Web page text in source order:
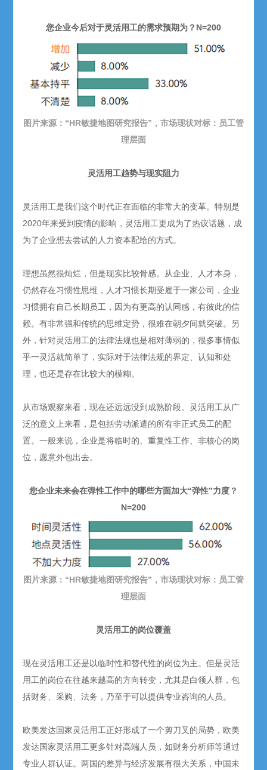
您企业今后对于灵活用工的需求预期为？N=200
图片来源：“HR敏捷地图研究报告”，市场现状对标：员工管
理层面
灵活用工趋势与现实阻力
灵活用工是我们这个时代正在面临的非常大的变革。特别是
2020年来受到疫情的影响，灵活用工更成为了热议话题，成
为了企业想去尝试的人力资本配给的方式。
理想虽然很灿烂，但是现实比较骨感。从企业、人才本身，
仍然存在习惯性思维，人才习惯长期受雇于一家公司，企业
习惯拥有自己长期员工，因为有更高的认同感，有彼此的信
赖。有非常强和传统的思维定势，很难在朝夕间就突破。另
外，针对灵活用工的法律法规也是相对薄弱的，很多事情似
乎一灵活就简单了，实际对于法律法规的界定、认知和处
理，也还是存在比较大的模糊。
从市场观察来看，现在还远远没到成熟阶段。灵活用工从广
泛的意义上来看，是包括劳动派遣的所有非正式员工的配
置。一般来说，企业是将临时的、重复性工作、非核心的岗
位，愿意外包出去。
您企业未来会在弹性工作中的哪些方面加大“弹性”力度？
N=200
图片来源：“HR敏捷地图研究报告”，市场现状对标：员工管
理层面
灵活用工的岗位覆盖
现在灵活用工还是以临时性和替代性的岗位为主。但是灵活
用工的岗位在往越来越高的方向转变，尤其是白领人群，包
括财务、采购、法务，乃至于可以提供专业咨询的人员。
欧美发达国家灵活用工正好形成了一个剪刀叉的局势，欧美
发达国家灵活用工更多针对高端人员，如财务分析师等通过
专业人群认证。两国的差异与经济发展有很大关系，中国未